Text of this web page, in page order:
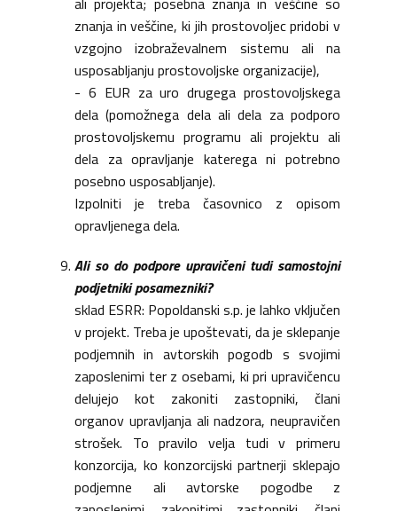
znanja in veščine, ki jih prostovoljec pridobi v
vzgojno izobraževalnem sistemu ali na
usposabljanju prostovoljske organizacije),
- 6 EUR za uro drugega prostovoljskega
dela (pomožnega dela ali dela za podporo
prostovoljskemu programu ali projektu ali
dela za opravljanje katerega ni potrebno
posebno usposabljanje).
Izpolniti je treba časovnico z opisom
opravljenega dela.
Ali so do podpore upravičeni tudi samostojni
podjetniki posamezniki?
sklad ESRR: Popoldanski s.p. je lahko vključen
v projekt. Treba je upoštevati, da je sklepanje
podjemnih in avtorskih pogodb s svojimi
zaposlenimi ter z osebami, ki pri upravičencu
delujejo kot zakoniti zastopniki, člani
organov upravljanja ali nadzora, neupravičen
strošek. To pravilo velja tudi v primeru
konzorcija, ko konzorcijski partnerji sklepajo
podjemne ali avtorske pogodbe z